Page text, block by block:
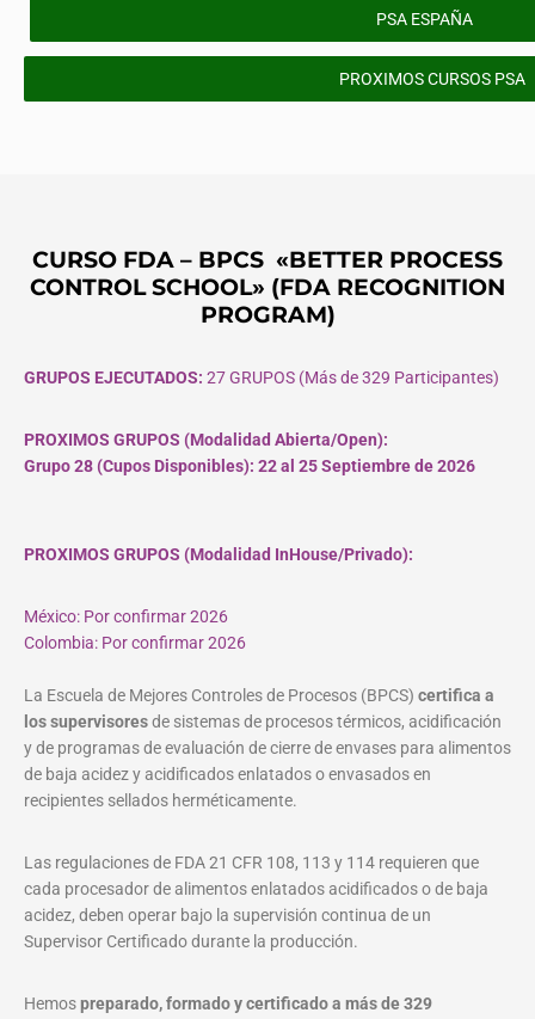
PSA ESPAÑA
PROXIMOS CURSOS PSA
CURSO FDA – BPCS «BETTER PROCESS
CONTROL SCHOOL» (FDA RECOGNITION
PROGRAM)
GRUPOS EJECUTADOS: 27 GRUPOS (Más de 329 Participantes)
PROXIMOS GRUPOS (Modalidad Abierta/Open):
Grupo 28 (Cupos Disponibles): 22 al 25 Septiembre de 2026
PROXIMOS GRUPOS (Modalidad InHouse/Privado):
México: Por confirmar 2026
Colombia: Por confirmar 2026
La Escuela de Mejores Controles de Procesos (BPCS) certifica a
los supervisoresde sistemas de procesos térmicos, acidificación
y de programas de evaluación de cierre de envases para alimentos
de baja acidez y acidificados enlatados o envasados en
recipientes sellados herméticamente.
Las regulaciones de FDA 21 CFR 108, 113 y 114 requieren que
cada procesador de alimentos enlatados acidificados o de baja
acidez, deben operar bajo la supervisión continua de un
Supervisor Certificado durante la producción.
Hemospreparado, formado y certificado a más de 329